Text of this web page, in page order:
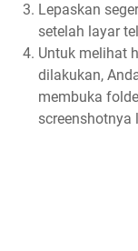
Lepaskan
setelah layar
Untuk melihat
dilakukan,
membuka